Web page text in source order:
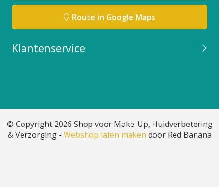
Route in Google Maps
Klantenservice
© Copyright 2026 Shop voor Make-Up, Huidverbetering
& Verzorging - Webshop laten maken door Red Banana